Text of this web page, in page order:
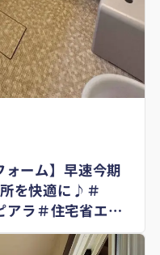
ォーム】早速今期
を快適に♪＃
ラ＃住宅省エネ
リーン住宅支援
業